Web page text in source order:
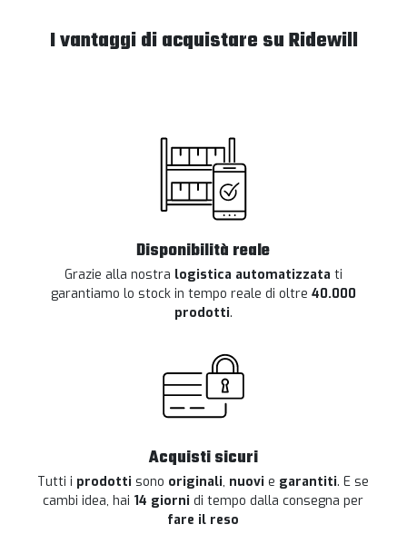
I vantaggi di acquistare su Ridewill
Disponibilità reale
Grazie alla nostra logistica automatizzata ti
garantiamo lo stock in tempo reale di oltre 40.000
prodotti.
Acquisti sicuri
Tutti i prodotti sono originali, nuovi e garantiti. E se
cambi idea, hai 14 giorni di tempo dalla consegna per
fare il reso